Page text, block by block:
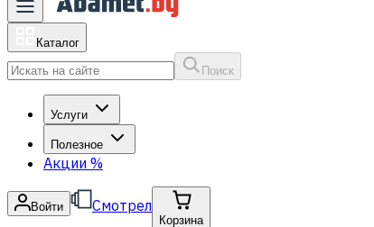
Каталог
Поиск
Услуги
Полезное
Акции %
Войти Смотрел
Корзина